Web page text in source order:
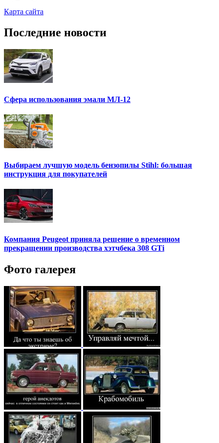
Карта сайта
Последние новости
Сфера использования эмали МЛ-12
Выбираем лучшую модель бензопилы Stihl: большая
инструкция для покупателей
Компания Peugeot приняла решение о временном
прекращении производства хэтчбека 308 GTi
Фото галерея